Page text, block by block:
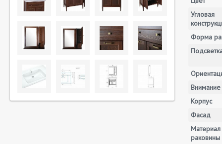
Угловая
Форма
Внимание
Корпус
Фасад
Материал
раковины